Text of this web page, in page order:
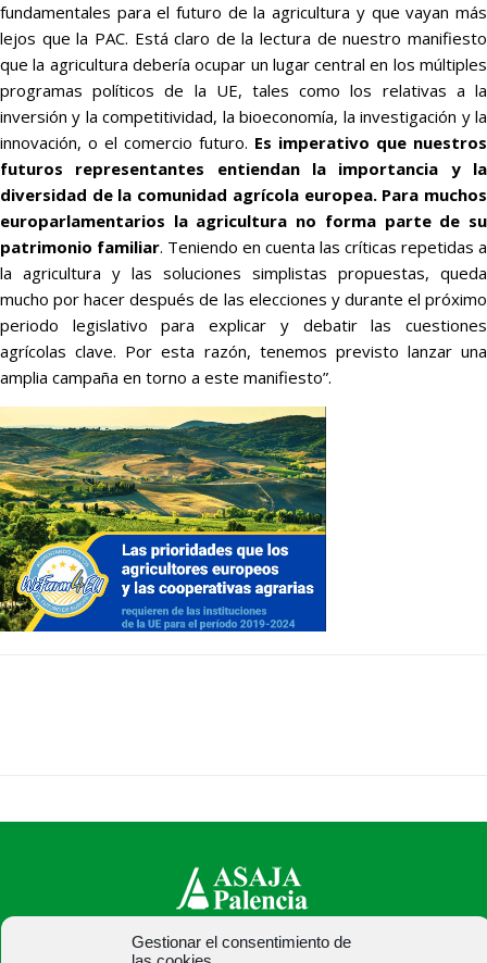
Gestionar el consentimiento de
fundamentales para el futuro de la agricultura y que vayan más
lejos que la PAC. Está claro de la lectura de nuestro manifiesto
que la agricultura debería ocupar un lugar central en los múltiples
programas políticos de la UE, tales como los relativas a la
inversión y la competitividad, la bioeconomía, la investigación y la
innovación, o el comercio futuro. Es imperativo que nuestros
futuros representantes entiendan la importancia y la
diversidad de la comunidad agrícola europea. Para muchos
europarlamentarios la agricultura no forma parte de su
patrimonio familiar. Teniendo en cuenta las críticas repetidas a
la agricultura y las soluciones simplistas propuestas, queda
mucho por hacer después de las elecciones y durante el próximo
periodo legislativo para explicar y debatir las cuestiones
agrícolas clave. Por esta razón, tenemos previsto lanzar una
amplia campaña en torno a este manifiesto”.
ASAJA Palencia - Jóvenes Agricultores